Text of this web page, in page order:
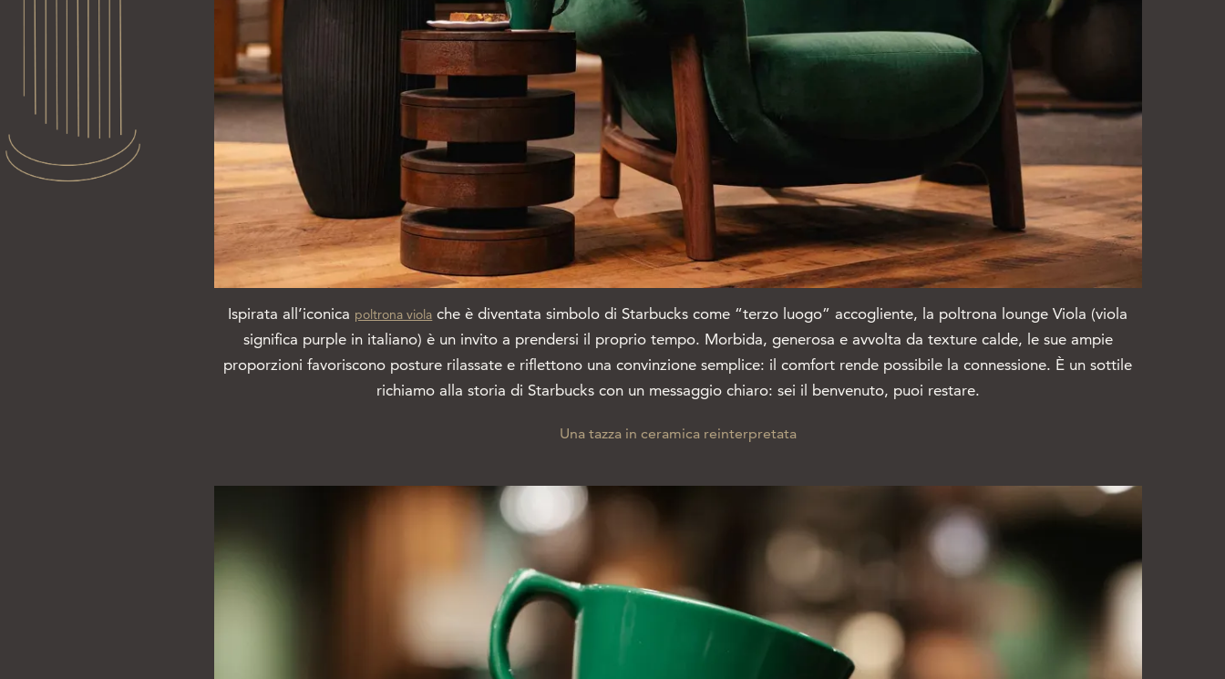
Ispirata all’iconica poltrona viola che è diventata simbolo di Starbucks come “terzo luogo” accogliente, la poltrona lounge Viola (viola
significa purple in italiano) è un invito a prendersi il proprio tempo. Morbida, generosa e avvolta da texture calde, le sue ampie
proporzioni favoriscono posture rilassate e riflettono una convinzione semplice: il comfort rende possibile la connessione. È un sottile
richiamo alla storia di Starbucks con un messaggio chiaro: sei il benvenuto, puoi restare.
Una tazza in ceramica reinterpretata